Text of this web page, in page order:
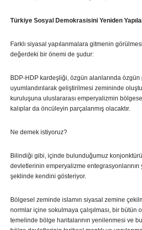
Türkiye Sosyal Demokrasisini Yeniden
Farklı siyasal yapılanmalara gitmenin
değerdeki bir önemi de şudur:
BDP-HDP kardeşliği, özgün alanlarında özgün
uyumlandırılarak geliştirilmesi zemininde
kuruluşuna uluslararası emperyalizmin
kalıplar da öncüleyin parçalanmış olacaktır.
Ne demek istiyoruz?
Bilindiği gibi, içinde bulunduğumuz
devletlerinin emperyalizme entegrasyonlarının
şeklinde kendini gösteriyor.
Bölgesel zeminde islamın siyasal zemine
normlar içine sokulmaya çalışılması, bir bütün
temelinde bölge haritalarının yenilenmesi ve